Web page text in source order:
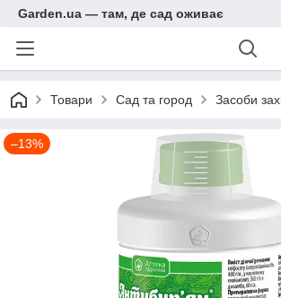
Garden.ua — там, де сад оживає
Товари Сад та город Засоби
–13%